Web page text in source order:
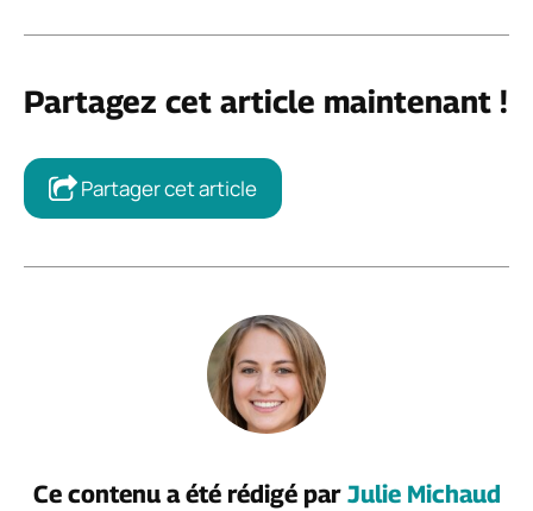
Partagez cet article maintenant !
Partager cet article
Ce contenu a été rédigé par Julie Michaud